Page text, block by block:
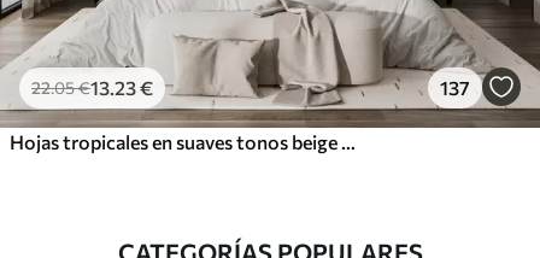
22.05€13 .23€ 137
CATEGORÍAS POPULARES